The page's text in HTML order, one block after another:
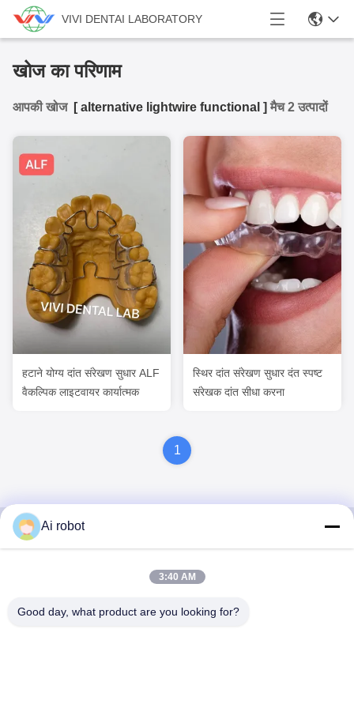
VIVI DENTAI LABORATORY
खोज का परिणाम
आपकी खोज [alternative lightwire functional ] मैच 2 उत्पादों
हटाने योग्य दांत संरेखण सुधार ALF
वैकल्पिक लाइटवायर कार्यात्मक
स्थिर दांत संरेखण सुधार दंत स्पष्ट
संरेखक दांत सीधा करना
1
LABORATORY
Ai robot
3:40 AM
Good day, what product are you looking for?